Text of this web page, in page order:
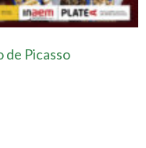
de Picasso